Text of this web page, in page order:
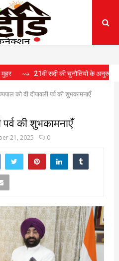
सदी की चुनौतियों के अनुरूप राष्ट्र निर्माण
को दी दीपावली पर्व की शुभकामनाएँ
पर्व की शुभकामनाएँ
21, 2025 0